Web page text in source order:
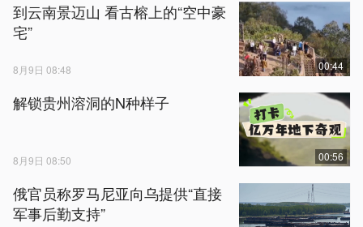
到云南景迈山 看古榕上的“空中豪
宅”
8月9日 08:48 00:44
解锁贵州溶洞的N种样子
8月9日 08:50 00:56
俄官员称罗马尼亚向乌提供“直接
军事后勤支持”